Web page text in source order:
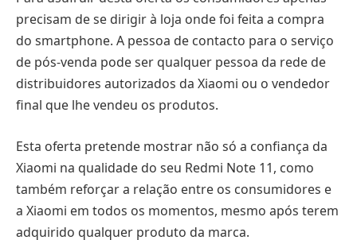
precisam de se dirigir à loja onde foi feita a compra
do smartphone. A pessoa de contacto para o serviço
de pós-venda pode ser qualquer pessoa da rede de
distribuidores autorizados da Xiaomi ou o vendedor
final que lhe vendeu os produtos.
Esta oferta pretende mostrar não só a confiança da
Xiaomi na qualidade do seu Redmi Note 11, como
também reforçar a relação entre os consumidores e
a Xiaomi em todos os momentos, mesmo após terem
adquirido qualquer produto da marca.